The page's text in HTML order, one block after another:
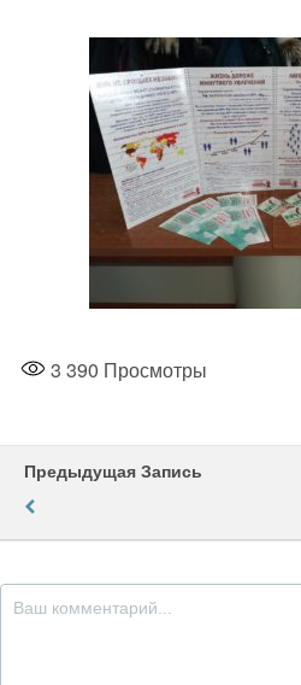
3 390 Просмотры
Предыдущая Запись